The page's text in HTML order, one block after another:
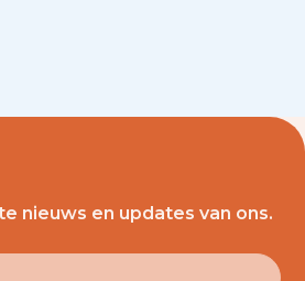
nieuws en updates van ons.